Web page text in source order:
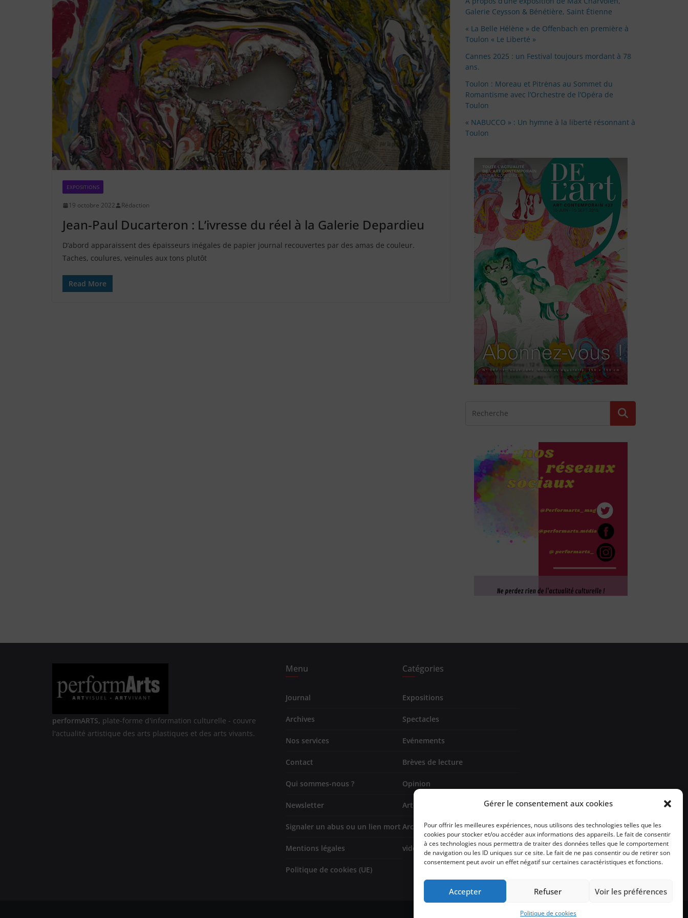
Gérer le consentement aux cookies
Pour offrir les meilleures expériences, nous utilisons des technologies telles que les
cookies pour stocker et/ou accéder aux informations des appareils. Le fait de consentir
à ces technologies nous permettra de traiter des données telles que le comportement
de navigation ou les ID uniques sur ce site. Le fait de ne pas consentir ou de retirer son
consentement peut avoir un effet négatif sur certaines caractéristiques et fonctions.
Accepter Refuser Voir les préférences
Politique de cookies
EXPOSITIONS
19 octobre 2022 Rédaction
Jean-Paul Ducarteron : L’ivresse du réel à la Galerie Depardieu
D’abord apparaissent des épaisseurs inégales de papier journal recouvertes par des amas de couleur.
Taches, coulures, veinules aux tons plutôt
Read More
Galerie Ceysson & Bénétière, Saint Étienne
« La Belle Hélène » de Offenbach en première à
Toulon « Le Liberté »
Cannes 2025 : un Festival toujours mordant à 78
ans.
Toulon : Moreau et Pitrėnas au Sommet du
Romantisme avec l’Orchestre de l’Opéra de
Toulon
« NABUCCO » : Un hymne à la liberté résonnant à
Toulon
performARTS, plate-forme d'information culturelle - couvre
l'actualité artistique des arts plastiques et des arts vivants.
Menu
Journal
Archives
Nos services
Contact
Qui sommes-nous ?
Newsletter
Signaler un abus ou un lien mort
Mentions légales
Politique de cookies (UE)
Catégories
Expositions
Spectacles
Evénements
Brèves de lecture
Opinion
Artistes
Architecture/design
vidéo